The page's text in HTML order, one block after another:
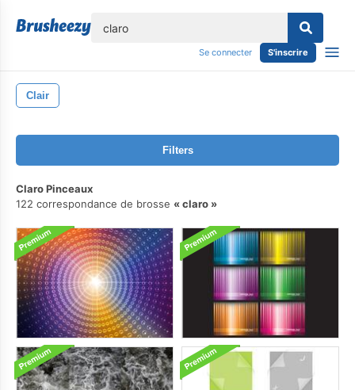
Se connecter S'inscrire
Clair
Filters
Claro Pinceaux
122 correspondance de brosse
claro